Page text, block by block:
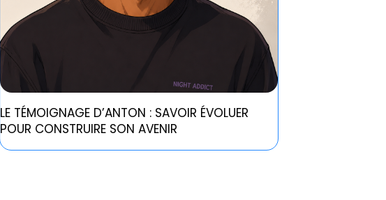
LE TÉMOIGNAGE D’ANTON : SAVOIR ÉVOLUER
POUR CONSTRUIRE SON AVENIR